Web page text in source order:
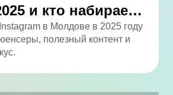
и кто набирает
в Молдове в 2025 году
полезный контент и